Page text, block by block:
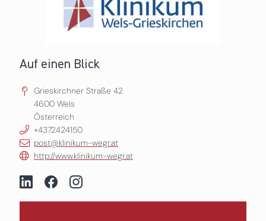
News & Events
Auf einen Blick
Grieskirchner Straße 42
4600 Wels
Österreich
+4372424150
post@klinikum-wegr.at
http://www.klinikum-wegr.at